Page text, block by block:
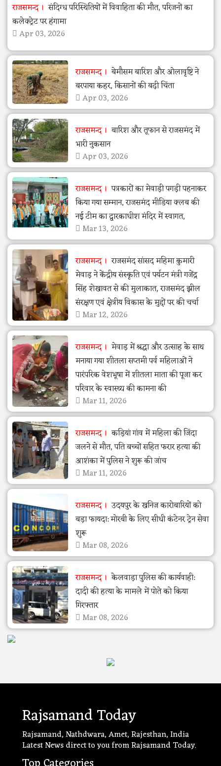
राजसमन्द
संदिग्ध परिस्थितियों में विवाहिता की मौत, परिजनों का
कलेक्ट्रेट पर हंगामा
Apr 03, 2026
राजसमन्द
बेमौसम बारिश और ओलावृष्टि ने
बरपाया कहर, किसानों की बढ़ी चिंता
Apr 03, 2026
राजसमन्द
बारिश और तूफान से राजसमंद में
भारी नुकसान
Apr 03, 2026
राजसमन्द
पत्रकारों का मेवाड़ी पगड़ी पहनाकर
किया गया सम्मान, राजसमंद मीडिया क्लब की
नई टीम का द्वारकाधीश मंदिर में स्वागत,
Mar 13, 2026
राजसमन्द
राजसमंद सांसद महिमा कुमारी
मेवाड़ ने केंद्रीय संस्कृति एवं पर्यटन मंत्री गजेंद्र
सिंह शेखावत से की मुलाकात, राजसमंद झील
संरक्षण एवं क्षेत्रीय विकास के मुद्दों पर की चर्चा
Mar 12, 2026
राजसमन्द
मेवाड़ में श्रद्धा और उत्साह के साथ
मनाया गया शीतला सप्तमी पर्व महिलाओं ने
पारंपरिक वेशभूषा में शीतला माता की पूजा कर
परिवार के स्वास्थ्य की कामना की
Mar 11, 2026
राजसमन्द
कड़ियां गांव में महिला की जिंदा
जलने से मौत, पति बच्चों सहित फरार हत्या की
आशंका में पुलिस ने शुरू की जांच
Mar 11, 2026
राजसमन्द
उदयपुर के खनिज कारोबारियों को
बड़ा फायदा: मोरबी के लिए सीधी कंटेनर ट्रेन सेवा
शुरू
Mar 08, 2026
राजसमन्द
केलवाड़ा पुलिस की कार्यवाही:
दादी की हत्या के मामले में पोते को किया
गिरफ्तार
Mar 08, 2026
Rajsamand Today
Rajsamand, Nathdwara, Amet, Rajesthan, India
Latest News direct to you from Rajsamand Today.